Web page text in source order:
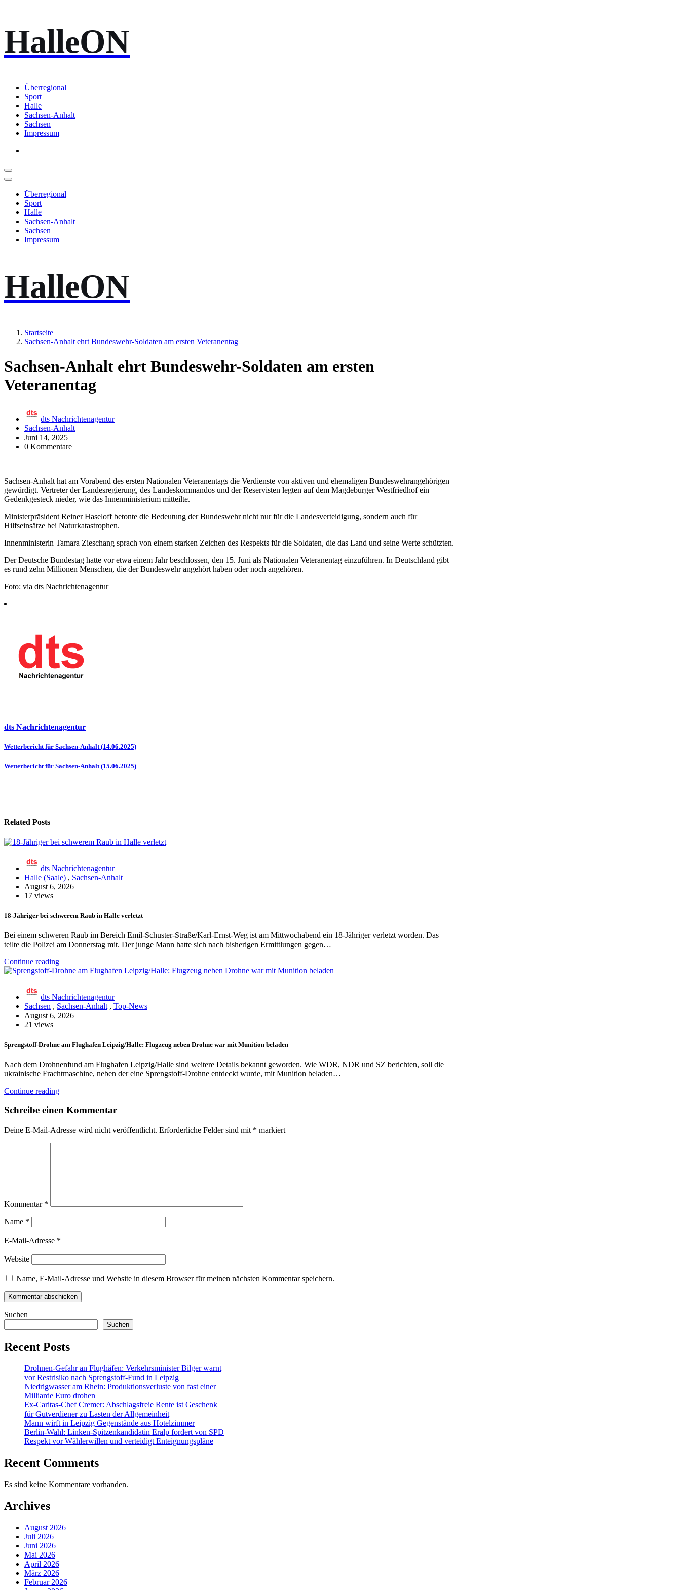
Inhalt
springen
HalleON
Überregional
Sport
Halle
Sachsen-Anhalt
Sachsen
Impressum
Überregional
Sport
Halle
Sachsen-Anhalt
Sachsen
Impressum
HalleON
Startseite
Sachsen-Anhalt ehrt Bundeswehr-Soldaten am ersten Veteranentag
Sachsen-Anhalt ehrt Bundeswehr-Soldaten am ersten
Veteranentag
dts Nachrichtenagentur
Sachsen-Anhalt
Juni 14, 2025
0 Kommentare
Sachsen-Anhalt hat am Vorabend des ersten Nationalen Veteranentags die Verdienste von aktiven und ehemaligen Bundeswehrangehörigen
gewürdigt. Vertreter der Landesregierung, des Landeskommandos und der Reservisten legten auf dem Magdeburger Westfriedhof ein
Gedenkgesteck nieder, wie das Innenministerium mitteilte.
Ministerpräsident Reiner Haseloff betonte die Bedeutung der Bundeswehr nicht nur für die Landesverteidigung, sondern auch für
Hilfseinsätze bei Naturkatastrophen.
Innenministerin Tamara Zieschang sprach von einem starken Zeichen des Respekts für die Soldaten, die das Land und seine Werte schützten.
Der Deutsche Bundestag hatte vor etwa einem Jahr beschlossen, den 15. Juni als Nationalen Veteranentag einzuführen. In Deutschland gibt
es rund zehn Millionen Menschen, die der Bundeswehr angehört haben oder noch angehören.
Foto: via dts Nachrichtenagentur
dts Nachrichtenagentur
Beitragsnavigation
Wetterbericht für Sachsen-Anhalt (14.06.2025)
Wetterbericht für Sachsen-Anhalt (15.06.2025)
Related Posts
dts Nachrichtenagentur
Halle (Saale) , Sachsen-Anhalt
August 6, 2026
17 views
18-Jähriger bei schwerem Raub in Halle verletzt
Bei einem schweren Raub im Bereich Emil-Schuster-Straße/Karl-Ernst-Weg ist am Mittwochabend ein 18-Jähriger verletzt worden. Das
teilte die Polizei am Donnerstag mit. Der junge Mann hatte sich nach bisherigen Ermittlungen gegen…
Continue reading
dts Nachrichtenagentur
Sachsen , Sachsen-Anhalt, Top-News
August 6, 2026
21 views
Sprengstoff-Drohne am Flughafen Leipzig/Halle: Flugzeug neben Drohne war mit Munition beladen
Nach dem Drohnenfund am Flughafen Leipzig/Halle sind weitere Details bekannt geworden. Wie WDR, NDR und SZ berichten, soll die
ukrainische Frachtmaschine, neben der eine Sprengstoff-Drohne entdeckt wurde, mit Munition beladen…
Continue reading
Schreibe einen Kommentar
Deine E-Mail-Adresse wird nicht veröffentlicht. Erforderliche Felder sind mit * markiert
Kommentar *
Name *
E-Mail-Adresse *
Website
Name, E-Mail-Adresse und Website in diesem Browser für meinen nächsten Kommentar speichern.
Suchen
Suchen
Recent Posts
Drohnen-Gefahr an Flughäfen: Verkehrsminister Bilger warnt
vor Restrisiko nach Sprengstoff-Fund in Leipzig
Niedrigwasser am Rhein: Produktionsverluste von fast einer
Milliarde Euro drohen
Ex-Caritas-Chef Cremer: Abschlagsfreie Rente ist Geschenk
für Gutverdiener zu Lasten der Allgemeinheit
Mann wirft in Leipzig Gegenstände aus Hotelzimmer
Berlin-Wahl: Linken-Spitzenkandidatin Eralp fordert von SPD
Respekt vor Wählerwillen und verteidigt Enteignungspläne
Recent Comments
Es sind keine Kommentare vorhanden.
Archives
August 2026
Juli 2026
Juni 2026
Mai 2026
April 2026
März 2026
Februar 2026